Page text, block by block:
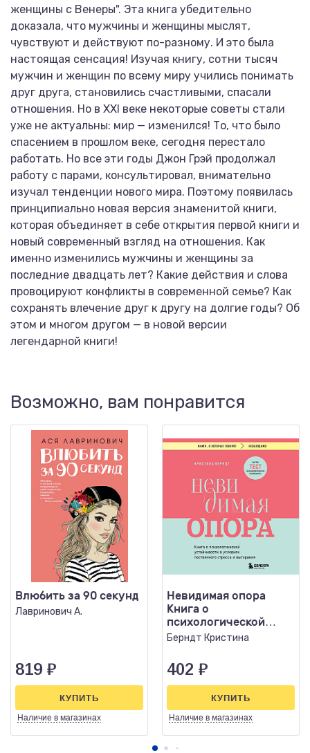
женщины с Венеры". Эта книга убедительно
доказала, что мужчины и женщины мыслят,
чувствуют и действуют по-разному. И это была
настоящая сенсация! Изучая книгу, сотни тысяч
мужчин и женщин по всему миру учились понимать
друг друга, становились счастливыми, спасали
отношения. Но в XXI веке некоторые советы стали
уже не актуальны: мир — изменился! То, что было
спасением в прошлом веке, сегодня перестало
работать. Но все эти годы Джон Грэй продолжал
работу с парами, консультировал, внимательно
изучал тенденции нового мира. Поэтому появилась
принципиально новая версия знаменитой книги,
которая объединяет в себе открытия первой книги и
новый современный взгляд на отношения. Как
именно изменились мужчины и женщины за
последние двадцать лет? Какие действия и слова
провоцируют конфликты в современной семье? Как
сохранять влечение друг к другу на долгие годы? Об
этом и многом другом — в новой версии
легендарной книги!
Возможно, вам понравится
Влюбить за 90 секунд
Лавринович А.
819 ₽
Наличие в магазинах
КУПИТЬ
Невидимая опора
Книга о
психологической
устойчивости в
постоянного стре
Берндт Кристина
402 ₽
Наличие в магазинах
КУПИТЬ